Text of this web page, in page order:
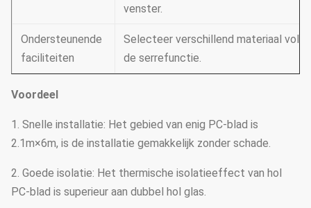
venster.
Ondersteunende
faciliteiten
Selecteer verschillend materiaal
de serrefunctie.
Voordeel
1. Snelle installatie: Het gebied van enig PC-blad is
2.1m×6m, is de installatie gemakkelijk zonder schade.
2. Goede isolatie: Het thermische isolatieeffect van hol
PC-blad is superieur aan dubbel hol glas.